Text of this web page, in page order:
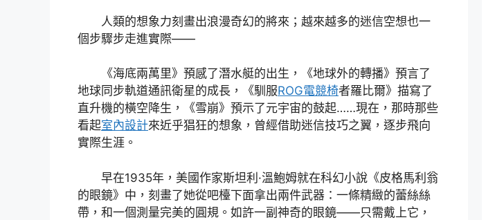
人類的想象力刻畫出浪漫奇幻的將來；越來越多的迷信空想也一
個步驟步走進實際——
《海底兩萬里》預感了潛水艇的出生，《地球外的轉播》預言了
地球同步軌道通訊衛星的成長，《馴服ROG電競椅者羅比爾》描寫了
直升機的橫空降生，《雪崩》預示了元宇宙的鼓起……現在，那時那些
看起室內設計來近乎猖狂的想象，曾經借助迷信技巧之翼，逐步飛向
實際生涯。
早在1935年，美國作家斯坦利·溫鮑姆就在科幻小說《皮格馬利翁
的眼鏡》中，刻畫了她從吧檯下面拿出兩件武器：一條精緻的蕾絲絲
帶，和一個測量完美的圓規。如許一副神奇的眼鏡——只需戴上它，